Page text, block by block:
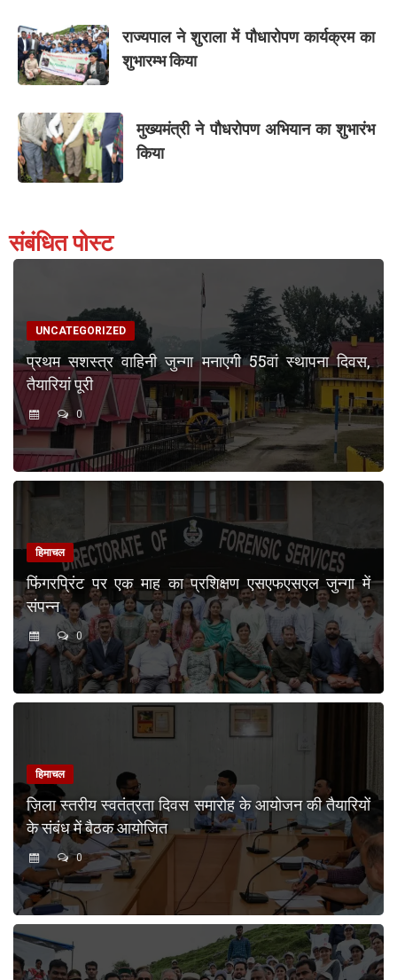
राज्यपाल ने शुराला में पौधारोपण कार्यक्रम का
शुभारम्भ किया
मुख्यमंत्री ने पौधरोपण अभियान का शुभारंभ
किया
संबंधित पोस्ट
UNCATEGORIZED
प्रथम सशस्त्र वाहिनी जुन्गा मनाएगी 55वां स्थापना दिवस,
तैयारियां पूरी
0
हिमाचल
फिंगरप्रिंट पर एक माह का प्रशिक्षण एसएफएसएल जुन्गा में
संपन्न
0
हिमाचल
ज़िला स्तरीय स्वतंत्रता दिवस समारोह के आयोजन की तैयारियों
के संबंध में बैठक आयोजित
0